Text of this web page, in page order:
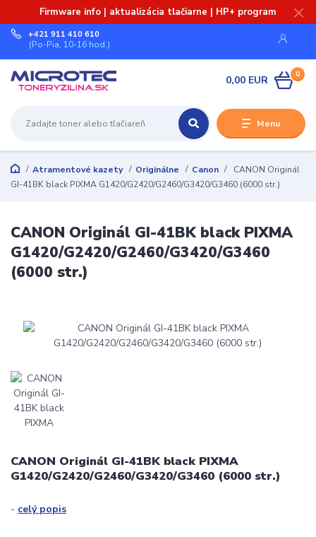
Firmware info | aktualizácia tlačiarne | HP+ program
Menu
+421 911 410 610
(Po-Pia, 10-16 hod.)
0
0,00 EUR
Atramentové kazety Originálne Canon
CANON Originál
GI-41BK black PIXMA G1420/G2420/G2460/G3420/G3460 (6000 str.)
CANON Originál GI-41BK black PIXMA
G1420/G2420/G2460/G3420/G3460
(6000 str.)
CANON Originál GI-41BK black PIXMA
G1420/G2420/G2460/G3420/G3460 (6000 str.)
- celý popis